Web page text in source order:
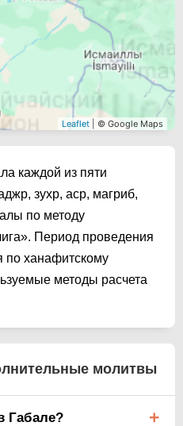
Leaflet | © Google Maps
каждой из пяти
зухр, аср, магриб,
по методу
Период проведения
по ханафитскому
методы расчета
молитвы
Габале?